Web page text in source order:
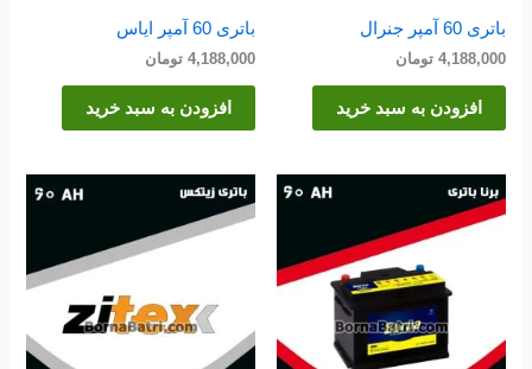
باتری 60 آمپر جنرال
4,188,000 تومان
افزودن به سبد خرید
باتری 60 آمپر ایاس
4,188,000 تومان
افزودن به سبد خرید